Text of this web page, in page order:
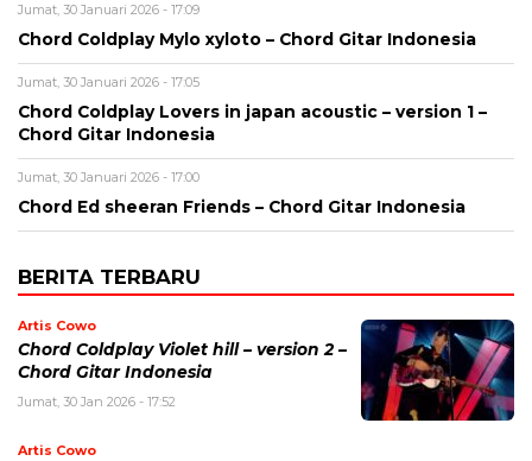
Jumat, 30 Januari 2026 - 17:09
Chord Coldplay Mylo xyloto – Chord Gitar Indonesia
Jumat, 30 Januari 2026 - 17:05
Chord Coldplay Lovers in japan acoustic – version 1 –
Chord Gitar Indonesia
Jumat, 30 Januari 2026 - 17:00
Chord Ed sheeran Friends – Chord Gitar Indonesia
BERITA TERBARU
Artis Cowo
Chord Coldplay Violet hill – version 2 –
Chord Gitar Indonesia
Jumat, 30 Jan 2026 - 17:52
Artis Cowo